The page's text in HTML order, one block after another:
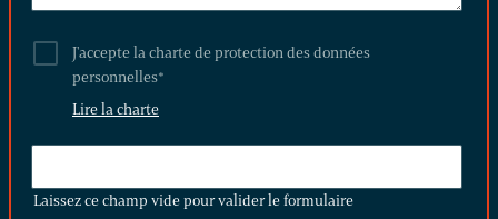
J'accepte la charte de protection des données
personnelles*
Lire la charte
CHAMP
Laissez ce champ vide pour valider le formulaire